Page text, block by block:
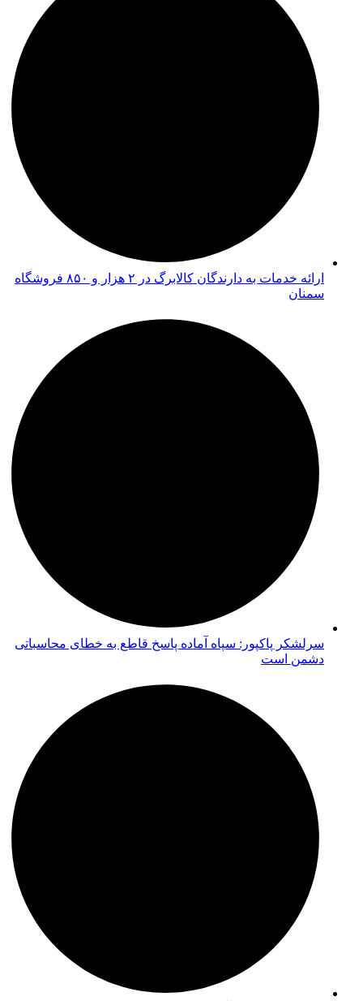
ارائه خدمات به دارندگان کالابرگ در ۲ هزار و ۸۵۰ فروشگاه
سمنان
سرلشکر پاکپور: سپاه آماده پاسخ قاطع به خطای محاسباتی
دشمن است